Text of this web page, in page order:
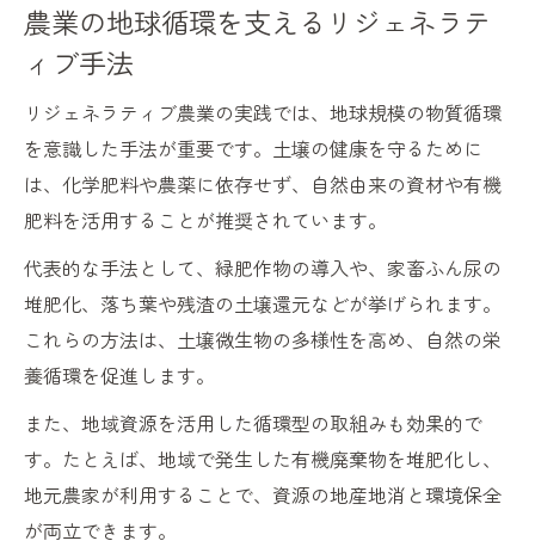
農業の地球循環を支えるリジェネラテ
ィブ手法
リジェネラティブ農業の実践では、地球規模の物質循環
を意識した手法が重要です。土壌の健康を守るために
は、化学肥料や農薬に依存せず、自然由来の資材や有機
肥料を活用することが推奨されています。
代表的な手法として、緑肥作物の導入や、家畜ふん尿の
堆肥化、落ち葉や残渣の土壌還元などが挙げられます。
これらの方法は、土壌微生物の多様性を高め、自然の栄
養循環を促進します。
また、地域資源を活用した循環型の取組みも効果的で
す。たとえば、地域で発生した有機廃棄物を堆肥化し、
地元農家が利用することで、資源の地産地消と環境保全
が両立できます。